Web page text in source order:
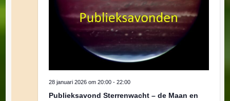
Publieksavond Sterrenwacht – de Maan en
28 januari 2026 om 20:00 -22:00